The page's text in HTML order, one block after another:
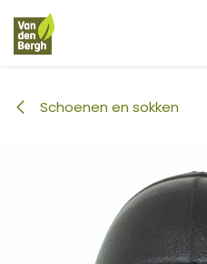
Overslaan naar inhoud
Schoenen en sokken